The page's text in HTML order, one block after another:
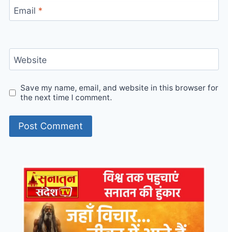
Email *
Website
Save my name, email, and website in this browser for
the next time I comment.